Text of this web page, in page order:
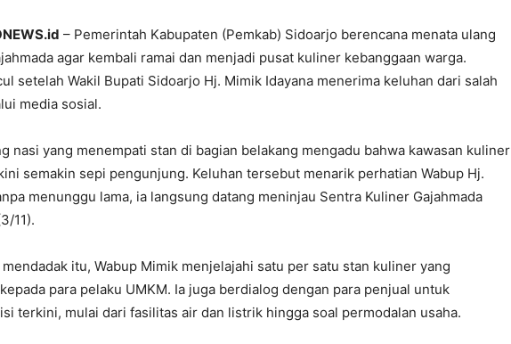
– Pemerintah Kabupaten (Pemkab) Sidoarjo berencana menata ulang
agar kembali ramai dan menjadi pusat kuliner kebanggaan warga.
setelah Wakil Bupati Sidoarjo Hj. Mimik Idayana menerima keluhan dari salah
media sosial.
nasi yang menempati stan di bagian belakang mengadu bahwa kawasan kuliner
semakin sepi pengunjung. Keluhan tersebut menarik perhatian Wabup Hj.
menunggu lama, ia langsung datang meninjau Sentra Kuliner Gajahmada
11).
itu, Wabup Mimik menjelajahi satu per satu stan kuliner yang
para pelaku UMKM. Ia juga berdialog dengan para penjual untuk
terkini, mulai dari fasilitas air dan listrik hingga soal permodalan usaha.